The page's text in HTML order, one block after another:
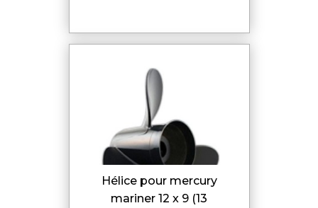
hélice pour mercury
mariner 12 x 9 (13